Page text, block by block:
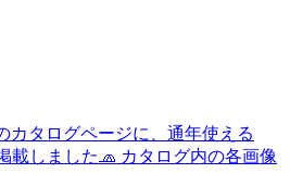
カタログページに、通年使える
載しました🧢 カタログ内の各画像